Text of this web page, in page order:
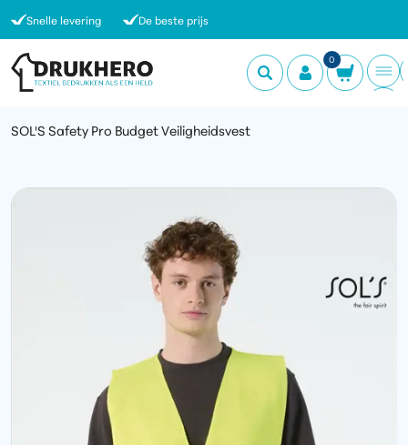
Snelle levering De beste prijs
0
SOL'S Safety Pro Budget Veiligheidsvest